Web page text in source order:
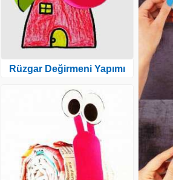
Rüzgar Değirmeni Yapımı